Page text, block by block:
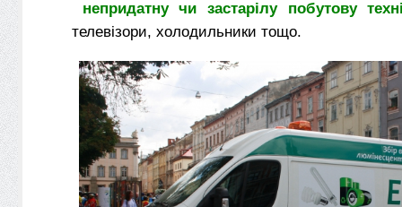
непридатну чи застарілу побутову
телевізори, холодильники тощо.